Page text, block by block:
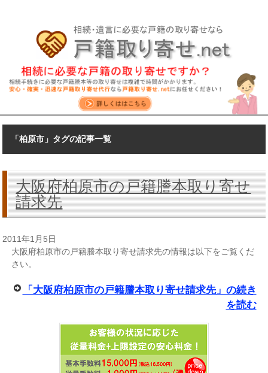
「柏原市」タグの記事一覧
大阪府柏原市の戸籍謄本取り寄せ
請求先
2011年1月5日
大阪府柏原市の戸籍謄本取り寄せ請求先の情報は以下をご覧くだ
さい。
「大阪府柏原市の戸籍謄本取り寄せ請求先」の続き
を読む